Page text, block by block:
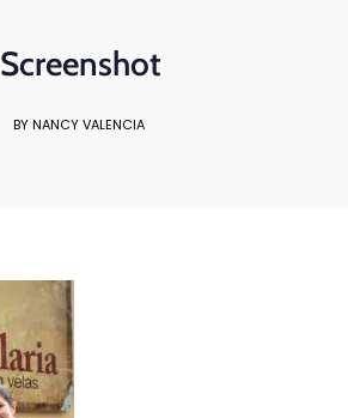
Screenshot
BY NANCY VALENCIA